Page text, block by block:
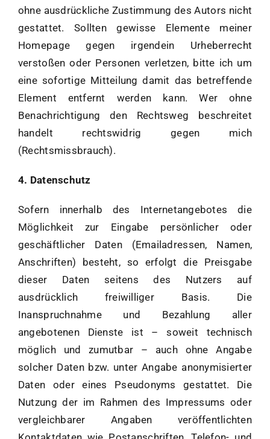
ohne ausdrückliche Zustimmung des Autors nicht
gestattet. Sollten gewisse Elemente meiner
Homepage gegen irgendein Urheberrecht
verstoßen oder Personen verletzen, bitte ich um
eine sofortige Mitteilung damit das betreffende
Element entfernt werden kann. Wer ohne
Benachrichtigung den Rechtsweg beschreitet
handelt rechtswidrig gegen mich
(Rechtsmissbrauch).
4. Datenschutz
Sofern innerhalb des Internetangebotes die
Möglichkeit zur Eingabe persönlicher oder
geschäftlicher Daten (Emailadressen, Namen,
Anschriften) besteht, so erfolgt die Preisgabe
dieser Daten seitens des Nutzers auf
ausdrücklich freiwilliger Basis. Die
Inanspruchnahme und Bezahlung aller
angebotenen Dienste ist – soweit technisch
möglich und zumutbar – auch ohne Angabe
solcher Daten bzw. unter Angabe anonymisierter
Daten oder eines Pseudonyms gestattet. Die
Nutzung der im Rahmen des Impressums oder
vergleichbarer Angaben veröffentlichten